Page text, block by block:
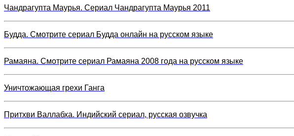
Чандрагупта Маурья. Сериал Чандрагупта Маурья 2011
Будда. Смотрите сериал Будда онлайн на русском языке
Рамаяна. Смотрите сериал Рамаяна 2008 года на русском языке
Уничтожающая грехи Ганга
Притхви Валлабха. Индийский сериал, русская озвучка